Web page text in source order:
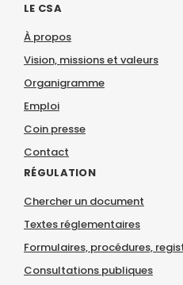
LE CSA
À propos
Vision, missions et valeurs
Organigramme
Emploi
Coin presse
Contact
RÉGULATION
Chercher un document
Textes réglementaires
Formulaires, procédures,
Consultations publiques